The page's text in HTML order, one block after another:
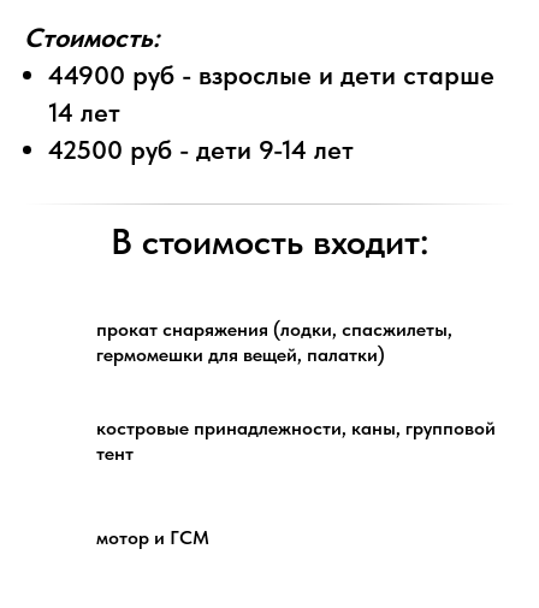
Стоимость:
44900 руб - взрослые и дети старше
14 лет
42500 руб - дети 9-14 лет
В стоимость входит:
прокат снаряжения (лодки, спасжилеты,
гермомешки для вещей, палатки)
костровые принадлежности, каны, групповой
тент
мотор и ГСМ